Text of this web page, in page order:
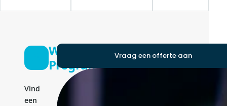
Web
Programmer
Vind
een
Vraag een offerte aan